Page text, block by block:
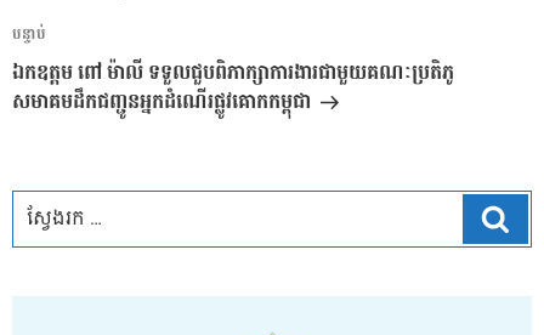
អត្ថបទ
បន្ទាប់
បន្ទាប់
ឯកឧត្តម ពៅ ម៉ាលី ទទួលជួបពិភាក្សាការងារជាមួយគណៈប្រតិភូ
សមាគមដឹកជញ្ជូនអ្នកដំណើរផ្លូវគោកកម្ពុជា